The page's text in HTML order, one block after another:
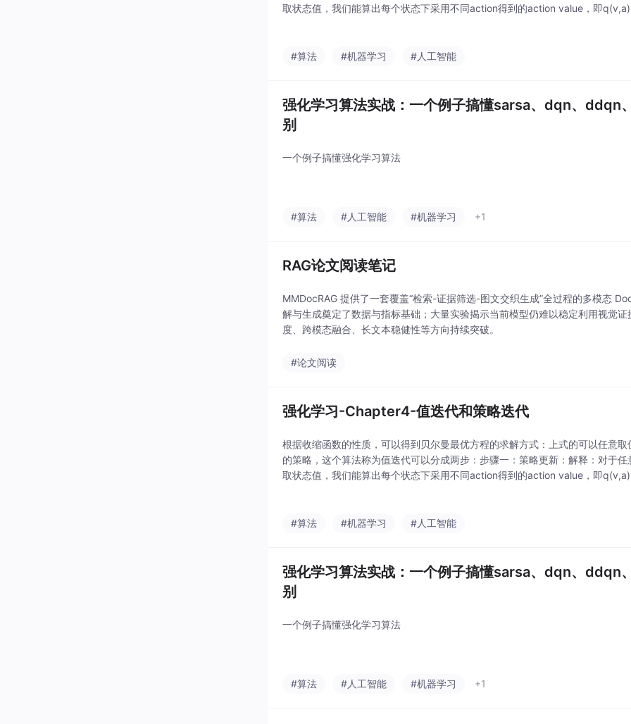
取状态值，我们能算出每个状态下采用不同action得到的action value，即
#算法 #机器学习 #人工智能
强化学习算法实战：一个例子搞懂sarsa、dqn、ddqn
别
一个例子搞懂强化学习算法
#算法 #人工智能 #机器学习 +1
RAG论文阅读笔记
MMDocRAG 提供了一套覆盖“检索-证据筛选-图文交织生成”全过程的多模态
解与生成奠定了数据与指标基础；大量实验揭示当前模型仍难以稳定利用视觉
度、跨模态融合、长文本稳健性等方向持续突破。
#论文阅读
强化学习-Chapter4-值迭代和策略迭代
根据收缩函数的性质，可以得到贝尔曼最优方程的求解方式：上式的可以任意
的策略，这个算法称为值迭代可以分成两步：步骤一：策略更新：解释：对于
取状态值，我们能算出每个状态下采用不同action得到的action value，即
#算法 #机器学习 #人工智能
强化学习算法实战：一个例子搞懂sarsa、dqn、ddqn
别
一个例子搞懂强化学习算法
#算法 #人工智能 #机器学习 +1